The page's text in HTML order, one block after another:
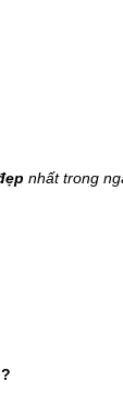
nhất trong
?